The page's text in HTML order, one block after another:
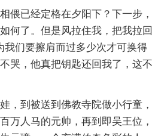
偎已经定格在夕阳下？下一步，
何了。但是风拉住我，把我拉回
我们要擦肩而过多少次才可换得
哭，他真把钥匙还回我了，这不
，到被送到佛教寺院做小行童，
万人马的元帅，再到即吴王位，